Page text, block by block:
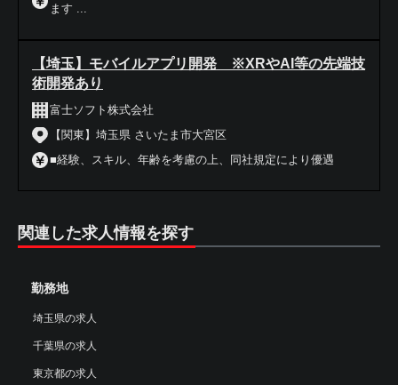
ます ...
【埼玉】モバイルアプリ開発 ※XRやAI等の先端技
術開発あり
富士ソフト株式会社
【関東】埼玉県 さいたま市大宮区
■経験、スキル、年齢を考慮の上、同社規定により優遇
関連した求人情報を探す
勤務地
埼玉県の求人
千葉県の求人
東京都の求人